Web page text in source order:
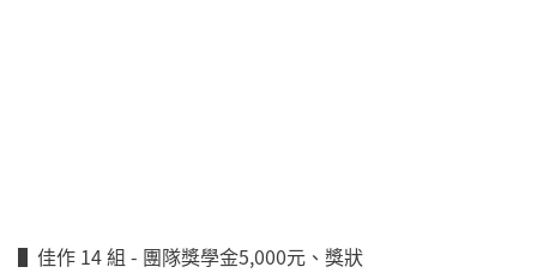
▌佳作 14 組 - 團隊獎學金5,000元、獎狀